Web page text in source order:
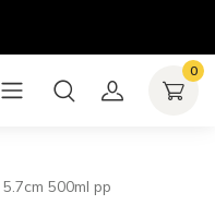
0
500ml pp